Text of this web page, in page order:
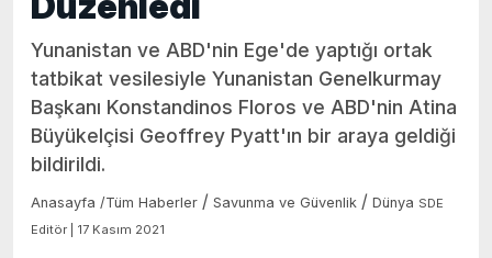
Yunanistan ve ABD'nin Ege'de yaptığı ortak
tatbikat vesilesiyle Yunanistan Genelkurmay
Başkanı Konstandinos Floros ve ABD'nin Atina
Büyükelçisi Geoffrey Pyatt'ın bir araya geldiği
bildirildi.
Anasayfa /Tüm Haberler / Savunma ve Güvenlik / Dünya SDE
Editör | 17 Kasım 2021